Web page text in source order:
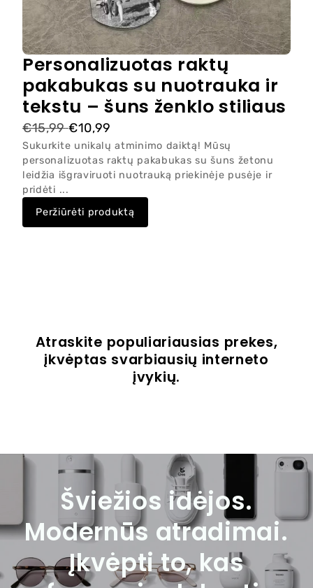
Personalizuotas raktų
pakabukas su nuotrauka ir
tekstu – šuns ženklo stiliaus
€15,99 €10,99
Sukurkite unikalų atminimo daiktą! Mūsų
personalizuotas raktų pakabukas su šuns žetonu
leidžia išgraviruoti nuotrauką priekinėje pusėje ir
pridėti ...
Peržiūrėti produktą
Atraskite populiariausias prekes,
įkvėptas svarbiausių interneto
įvykių.
Šviežios idėjos.
Modernūs atradimai.
Įkvėpti to, kas